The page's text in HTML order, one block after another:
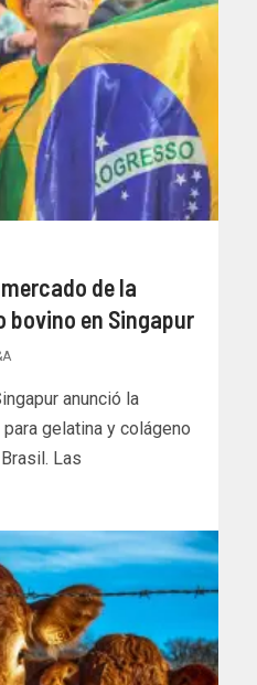
de la
bovino en Singapur
anunció la
gelatina y colágeno
Las